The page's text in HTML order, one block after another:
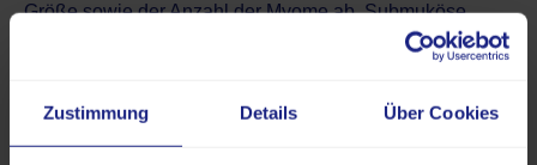
Zustimmung Details Über Cookies
Größe sowie der Anzahl der Myome ab. Submuköse
Myome werden häufiger symptomatisch, während
Ausdehnung klinisch in Erscheinung treten.
Blutungsstörungen